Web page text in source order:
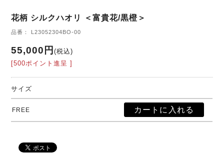
花柄 シルクハオリ ＜富貴花/黒橙＞
品番： L23052304BO-00
55,000円(税込)
[500ポイント進呈 ]
サイズ
FREE